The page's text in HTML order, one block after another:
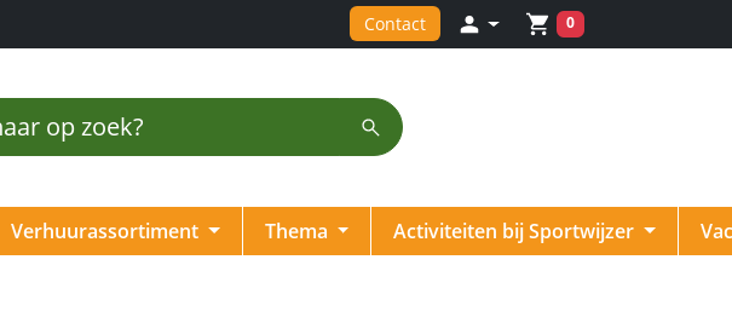
Contact inloggenWinkelwagen
0
Verhuurassortiment Thema Activiteiten bij Sportwijzer